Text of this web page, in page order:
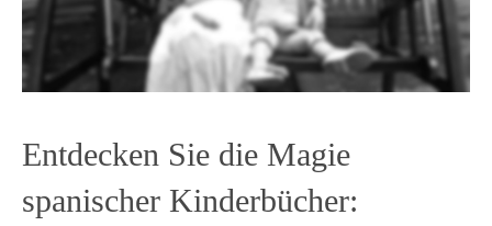
Entdecken Sie die Magie
spanischer Kinderbücher: